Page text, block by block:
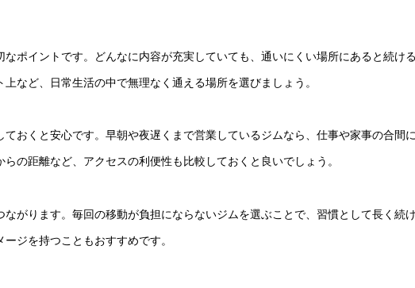
ポイントです。どんなに内容が充実していても、通いにくい場所にあると続け
など、日常生活の中で無理なく通える場所を選びましょう。
おくと安心です。早朝や夜遅くまで営業しているジムなら、仕事や家事の合間
の距離など、アクセスの利便性も比較しておくと良いでしょう。
がります。毎回の移動が負担にならないジムを選ぶことで、習慣として長く続
ジを持つこともおすすめです。